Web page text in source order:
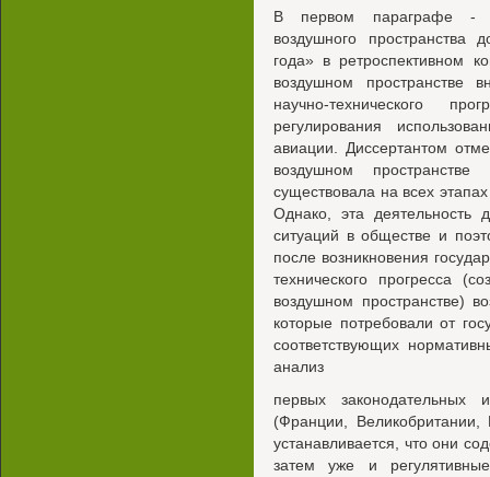
В первом параграфе -
воздушного пространства
года» в ретроспективном
воздушном пространстве
научно-технического
регулирования
авиации. Диссертантом
воздушном
существовала на всех
Однако, эта деятельность
ситуаций в обществе и
после возникновения
технического прогресса
воздушном пространстве)
которые потребовали от
соответствующих
анализ
первых законодательных
(Франции,
устанавливается, что они
затем уже и